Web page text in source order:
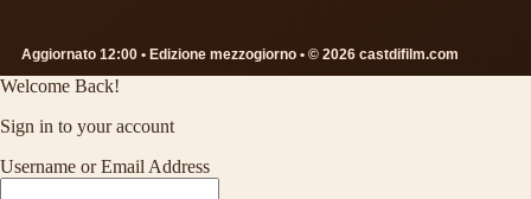
Aggiornato 12:00 • Edizione mezzogiorno • © 2026 castdifilm.com
Welcome Back!
Sign in to your account
Username or Email Address